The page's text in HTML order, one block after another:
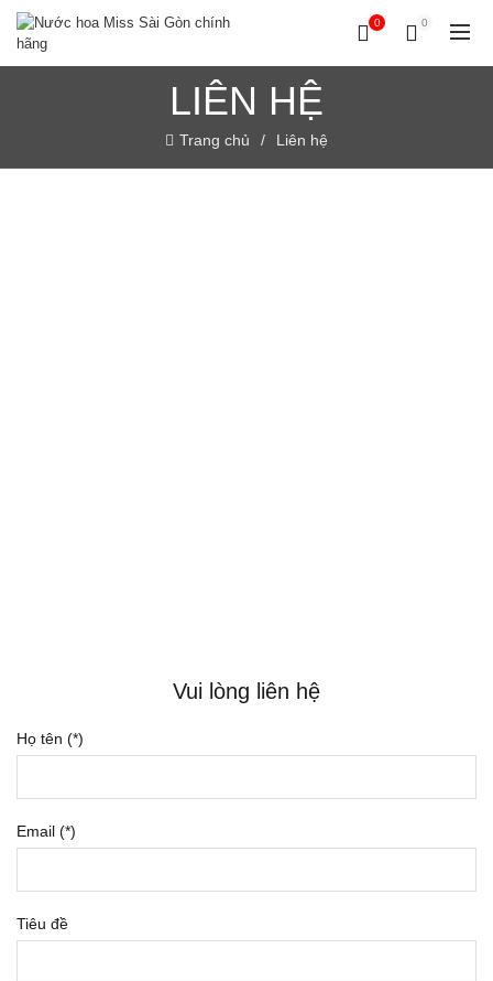
0 0
LIÊN HỆ
Trang chủ Liên hệ
Vui lòng liên hệ
Họ tên (*)
Email (*)
Tiêu đề